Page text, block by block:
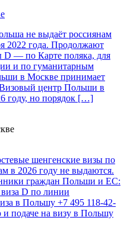
не выдаёт россиянам
2022 года. Продолжают
D — по Карте поляка, для
и по гуманитарным
в Москве принимает
центр Польши в
году, но порядок […]
шенгенские визы по
в 2026 году не выдаются.
граждан Польши и ЕС:
виза D по линии
в Польшу +7 495 118-42-
подаче на визу в Польшу